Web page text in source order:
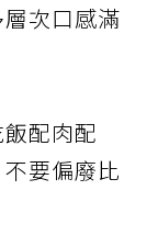
次口感滿
配肉配
要偏廢比